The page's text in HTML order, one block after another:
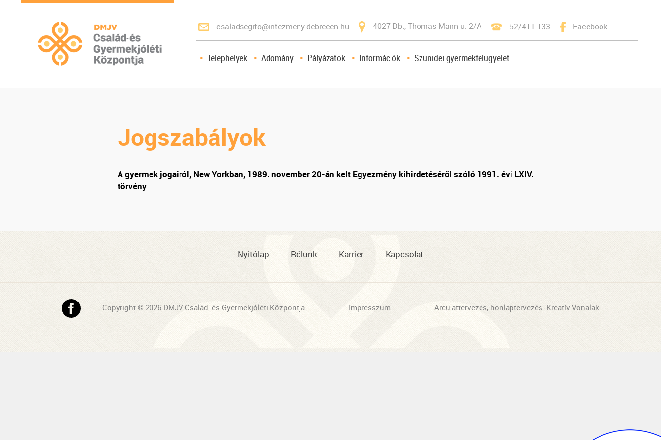
csaladsegito@intezmeny.debrecen.hu 4027 Db., Thomas Mann u. 2/A 52/411-133 Facebook
Telephelyek Adomány Pályázatok Információk Szünidei gyermekfelügyelet
Jogszabályok
A gyermek jogairól, New Yorkban, 1989. november 20-án kelt Egyezmény kihirdetéséről szóló 1991. évi LXIV.
törvény
Nyitólap Rólunk Karrier Kapcsolat
Copyright © 2026 DMJV Család- és Gyermekjóléti Központja Impresszum Arculattervezés, honlaptervezés: Kreatív Vonalak